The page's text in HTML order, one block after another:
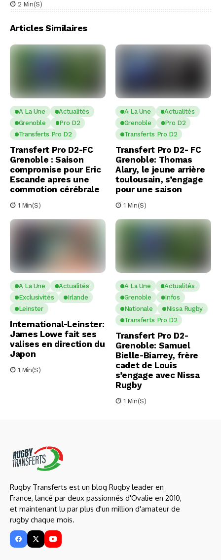
2 Min(s)
Articles Similaires
A La Une
Actualités
Grenoble
Pro D2
Transferts Pro D2
Transfert Pro D2-FC
Grenoble : Saison
compromise pour Eric
Escande apres une
commotion cérébrale
1 Min(s)
A La Une
Actualités
Grenoble
Pro D2
Transferts Pro D2
Transfert Pro D2- FC
Grenoble: Thomas
Alary, le jeune arrière
toulousain, s’engage
pour une saison
1 Min(s)
A La Une
Actualités
Exclusivités
Irlande
Leinster
International-Leinster:
James Lowe fait ses
valises en direction du
Japon
1 Min(s)
A La Une
Actualités
Grenoble
Infos
Nationale
Nissa Rugby
Transferts Pro D2
Transfert Pro D2-
Grenoble: Samuel
Bielle-Biarrey, frère
cadet de Louis
s’engage avec Nissa
Rugby
1 Min(s)
Rugby Transferts est un blog Rugby leader en
France, lancé par deux passionnés d'Ovalie en 2010,
et maintenant lu par plus d'un million d'amateur de
rugby chaque mois.